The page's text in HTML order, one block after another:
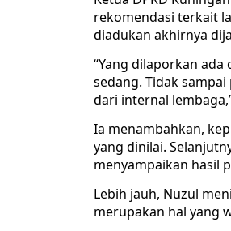
rekomendasi terkait
diadukan akhirnya
“Yang dilaporkan
sedang. Tidak
dari internal
Ia menambahkan,
yang dinilai.
menyampaikan hasil
Lebih jauh, Nuzul
merupakan hal yang